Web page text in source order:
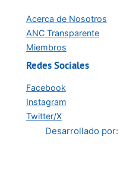
Acerca de Nosotros
ANC Transparente
Miembros
Redes Sociales
Facebook
Instagram
Twitter/X
Desarrollado por: